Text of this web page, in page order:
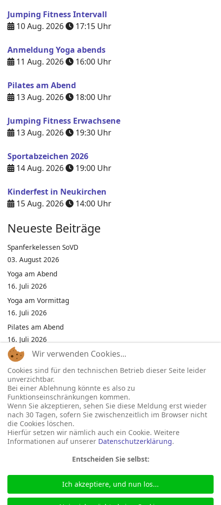
Jumping Fitness Intervall
10 Aug. 2026
17:15 Uhr
Anmeldung Yoga abends
11 Aug. 2026
16:00 Uhr
Pilates am Abend
13 Aug. 2026
18:00 Uhr
Jumping Fitness Erwachsene
13 Aug. 2026
19:30 Uhr
Sportabzeichen 2026
14 Aug. 2026
19:00 Uhr
Kinderfest in Neukirchen
15 Aug. 2026
14:00 Uhr
Neueste Beiträge
Spanferkelessen SoVD
03. August 2026
Yoga am Abend
16. Juli 2026
Yoga am Vormittag
16. Juli 2026
Pilates am Abend
16. Juli 2026
Jumping Fitness Intervall
16. Juli 2026
Jumping Fitness Erwachsene
16. Juli 2026
Kinderfest in Neukirchen
16. Juli 2026
© 2026 Gemeinde Neukirchen
Wir verwenden Cookies...
Cookies sind für den technischen Betrieb dieser Seite leider
unverzichtbar.
Bei einer Ablehnung könnte es also zu
Funktionseinschränkungen kommen.
Wenn Sie akzeptieren, sehen Sie diese Meldung erst wieder
nach 30 Tagen, sofern Sie zwischenzeitlich im Browser nicht
die Cookies löschen.
Hierfür setzen wir nämlich auch ein Cookie. Weitere
Informationen auf unserer Datenschutzerklärung.
Entscheiden Sie selbst:
Ich akzeptiere, und nun los...